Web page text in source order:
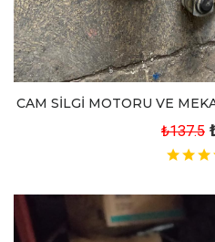
CAM SİLGİ MOTORU VE
₺137.5